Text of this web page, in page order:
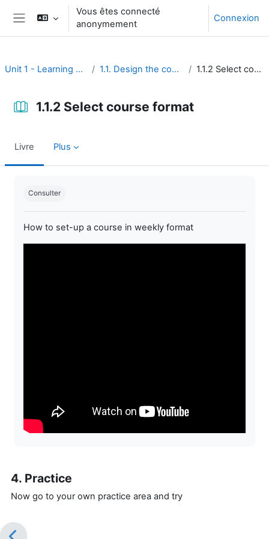
Passer au contenu principal
Panneau latéral
Vous êtes connecté
anonymement
Connexion
Unit 1 - Learning environment 1.1. Design the course interface 1.1.2 Select course format
1.1.2 Select course format
Livre Plus
Consulter
How to set-up a course in weekly format
4. Practice
Now go to your own practice area and try